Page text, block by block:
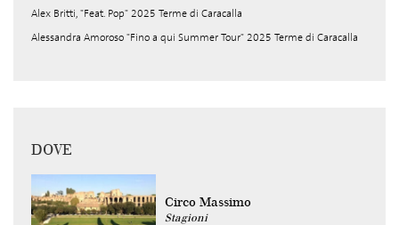
Alex Britti, "Feat. Pop" 2025 Terme di Caracalla
Alessandra Amoroso "Fino a qui Summer Tour" 2025 Terme di Caracalla
DOVE
Circo Massimo
Stagioni